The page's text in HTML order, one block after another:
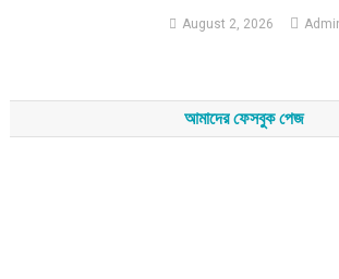
August 2, 2026
আমাদের ফেসবুক পেজ